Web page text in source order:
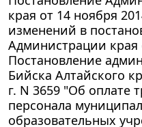
края от 14 ноября
изменений в
Администрации края
Постановление
Бийска Алтайского
г. N 3659 "Об оплате
персонала
образовательных